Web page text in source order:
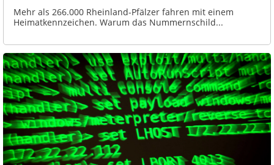
Mehr als 266.000 Rheinland-Pfälzer fahren mit einem
Heimatkennzeichen. Warum das Nummernschild...